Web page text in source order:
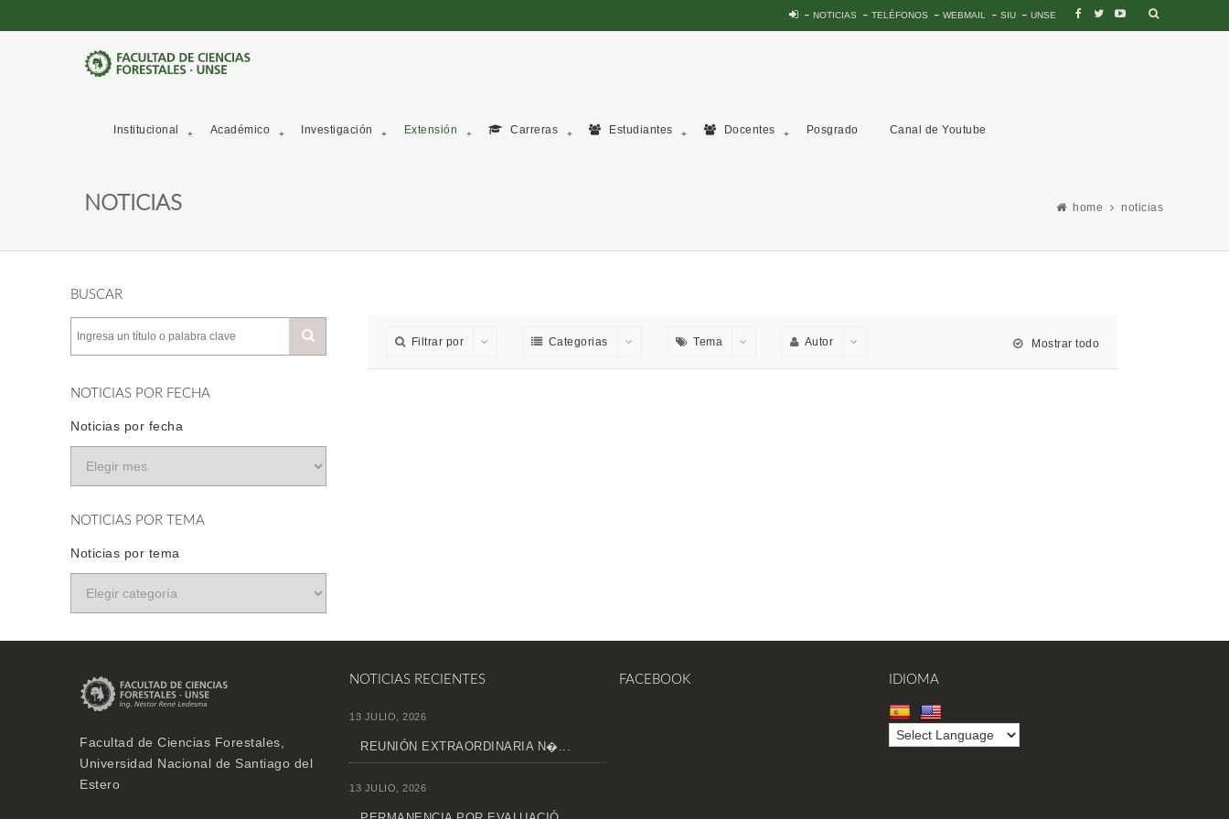
NOTICIAS TELÉFONOS WEBMAIL SIU UNSE
Institucional Académico Investigación Extensión Carreras Estudiantes Docentes Posgrado Canal de Youtube
NOTICIAS home noticias
BUSCAR
NOTICIAS POR FECHA
Noticias por fecha
NOTICIAS POR TEMA
Noticias por tema
Filtrar por Categorias Tema Autor Mostrar todo
Facultad de Ciencias Forestales,
Universidad Nacional de Santiago del
Estero
NOTICIAS RECIENTES
13 JULIO, 2026
REUNIÓN EXTRAORDINARIA N�...
13 JULIO, 2026
FACEBOOK IDIOMA